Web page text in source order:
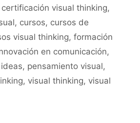
certificación visual thinking,
, cursos, cursos de
visual thinking, formación
en comunicación,
, pensamiento visual,
, visual thinking, visual